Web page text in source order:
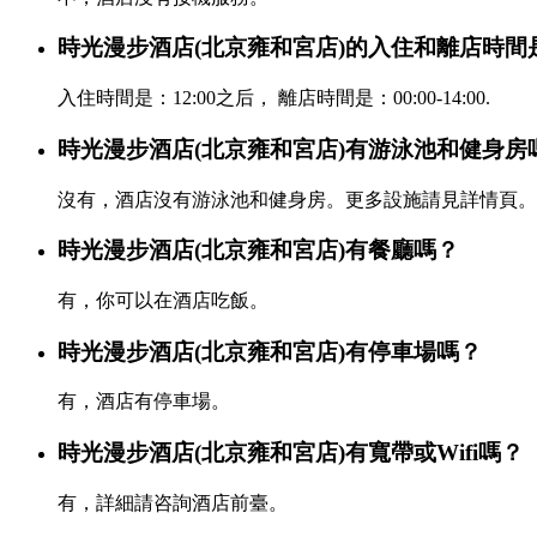
時光漫步酒店(北京雍和宮店)的入住和離店時間
入住時間是：12:00之后， 離店時間是：00:00-14:00.
時光漫步酒店(北京雍和宮店)有游泳池和健身房
沒有，酒店沒有游泳池和健身房。更多設施請見詳情頁。
時光漫步酒店(北京雍和宮店)有餐廳嗎？
有，你可以在酒店吃飯。
時光漫步酒店(北京雍和宮店)有停車場嗎？
有，酒店有停車場。
時光漫步酒店(北京雍和宮店)有寬帶或Wifi嗎？
有，詳細請咨詢酒店前臺。